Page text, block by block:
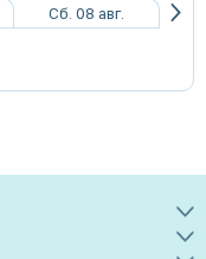
Сб. 08 авг.